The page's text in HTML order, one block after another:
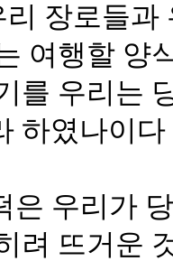
장로들
여행할 양
를 우리는
하였나이다
은 우리가
려 뜨거운